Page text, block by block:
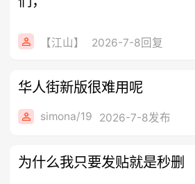
【江山】 2026-7-8回复
华人街新版很难用呢
simona/19 2026-7-8发布
为什么我只要发贴就是秒删